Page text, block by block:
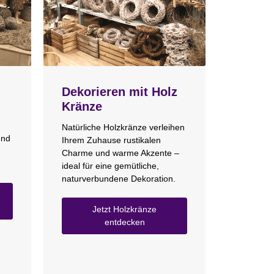
Dekorieren mit Holz
Kränze
Natürliche Holzkränze verleihen
Ihrem Zuhause rustikalen
Charme und warme Akzente –
ideal für eine gemütliche,
naturverbundene Dekoration.
Jetzt Holzkränze
entdecken